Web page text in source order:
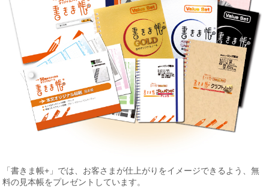
「書きま帳+」では、お客さまが仕上がりをイメージできるよう、無
料の見本帳をプレゼントしています。